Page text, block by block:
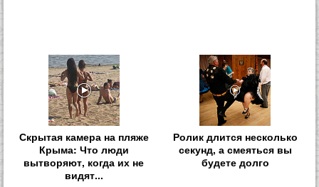
Скрытая камера на пляже
Крыма: Что люди
вытворяют, когда их не
видят...
Ролик длится несколько
секунд, а смеяться вы
будете долго